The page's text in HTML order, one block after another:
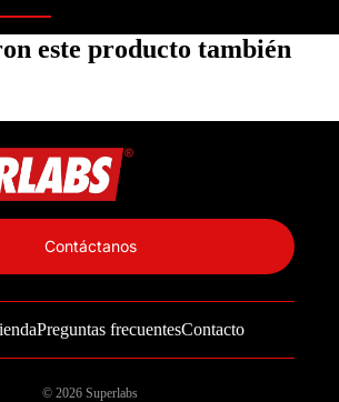
este producto también
Preguntas frecuentesContacto
Contáctanos
© 2026 Superlabs
de contacto
servicio